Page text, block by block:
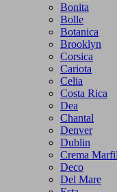
Bonita
Bolle
Botanica
Brooklyn
Corsica
Cariota
Celia
Costa Rica
Dea
Chantal
Denver
Dublin
Crema Marfil
Deco
Del Mare